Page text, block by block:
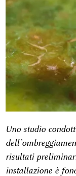
Uno studio
risultati
installazione è